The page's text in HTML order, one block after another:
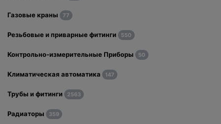
Газовые краны 77
Резьбовые и приварные фитинги 550
Контрольно-измерительные Приборы 50
Климатическая автоматика 147
Трубы и фитинги 2563
Радиаторы 359